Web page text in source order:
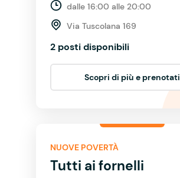
dalle 16:00 alle 20:00
Via Tuscolana 169
2 posti disponibili
Scopri di più e prenotati
NUOVE POVERTÀ
Tutti ai fornelli